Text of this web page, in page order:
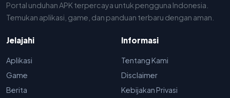
Portal unduhan APK terpercaya untuk pengguna Indonesia.
Temukan aplikasi, game, dan panduan terbaru dengan aman.
Jelajahi
Aplikasi
Game
Berita
Informasi
Tentang Kami
Disclaimer
Kebijakan Privasi